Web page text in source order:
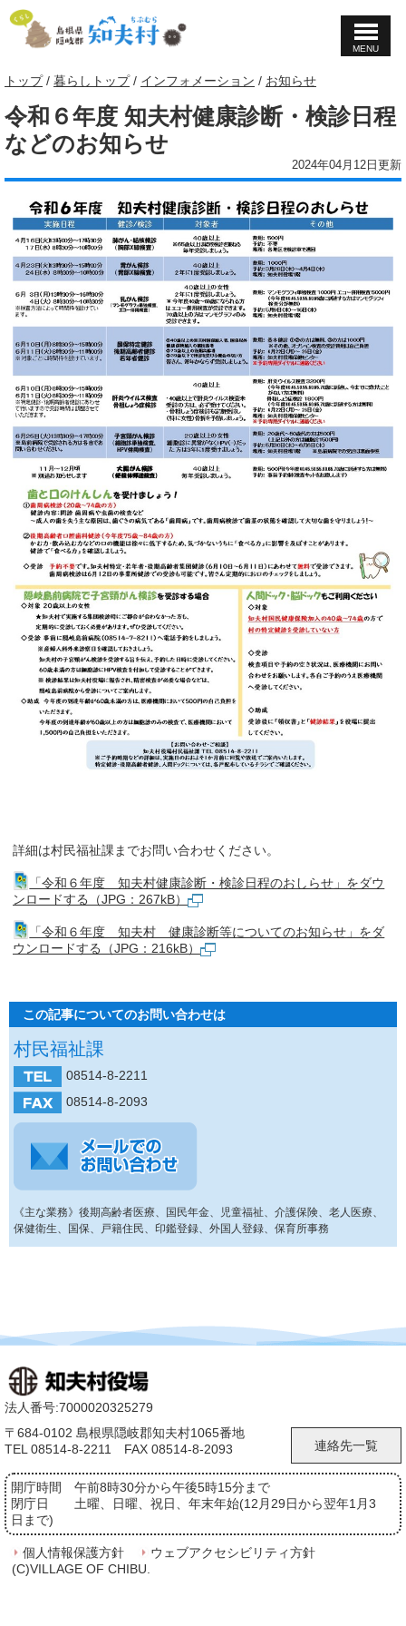
このページの本文へ
MENU
現
の
位
置：
トップ/ 暮らしトップ/ インフォメーション / お知らせ
令和６年度 知夫村健康診断・検診日程
などのお知らせ
2024年04月12日更新
詳細は村民福祉課までお問い合わせください。
「令和６年度 知夫村健康診断・検診日程のおしらせ」をダウ
ンロードする（JPG：267kB）
「令和６年度 知夫村 健康診断等についてのお知らせ」をダ
ウンロードする（JPG：216kB）
この記事についてのお問い合わせは
村民福祉課
08514-8-2211
08514-8-2093
《主な業務》後期高齢者医療、国民年金、児童福祉、介護保険、老人医療、
保健衛生、国保、戸籍住民、印鑑登録、外国人登録、保育所事務
法人番号:7000020325279
〒684-0102 島根県隠岐郡知夫村1065番地
TEL 08514-8-2211 FAX 08514-8-2093
連絡先一覧
開庁時間
午前8時30分から午後5時15分まで
閉庁日
土曜、日曜、祝日、年末年始(12月29日から翌年1月3
日まで)
個人情報保護方針
ウェブアクセシビリティ方針
(C)VILLAGE OF CHIBU.